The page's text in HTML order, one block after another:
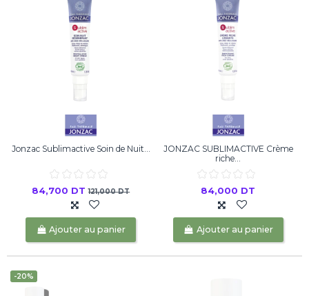
Jonzac Sublimactive Soin de Nuit...
84,700 DT121,000 DT
Ajouter au panier
JONZAC SUBLIMACTIVE Crème
riche...
84,000 DT
Ajouter au panier
-20%